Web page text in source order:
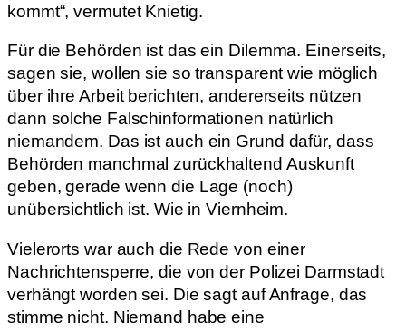
kommt“, vermutet Knietig.
Für die Behörden ist das ein Dilemma. Einerseits,
sagen sie, wollen sie so transparent wie möglich
über ihre Arbeit berichten, andererseits nützen
dann solche Falschinformationen natürlich
niemandem. Das ist auch ein Grund dafür, dass
Behörden manchmal zurückhaltend Auskunft
geben, gerade wenn die Lage (noch)
unübersichtlich ist. Wie in Viernheim.
Vielerorts war auch die Rede von einer
Nachrichtensperre, die von der Polizei Darmstadt
verhängt worden sei. Die sagt auf Anfrage, das
stimme nicht. Niemand habe eine